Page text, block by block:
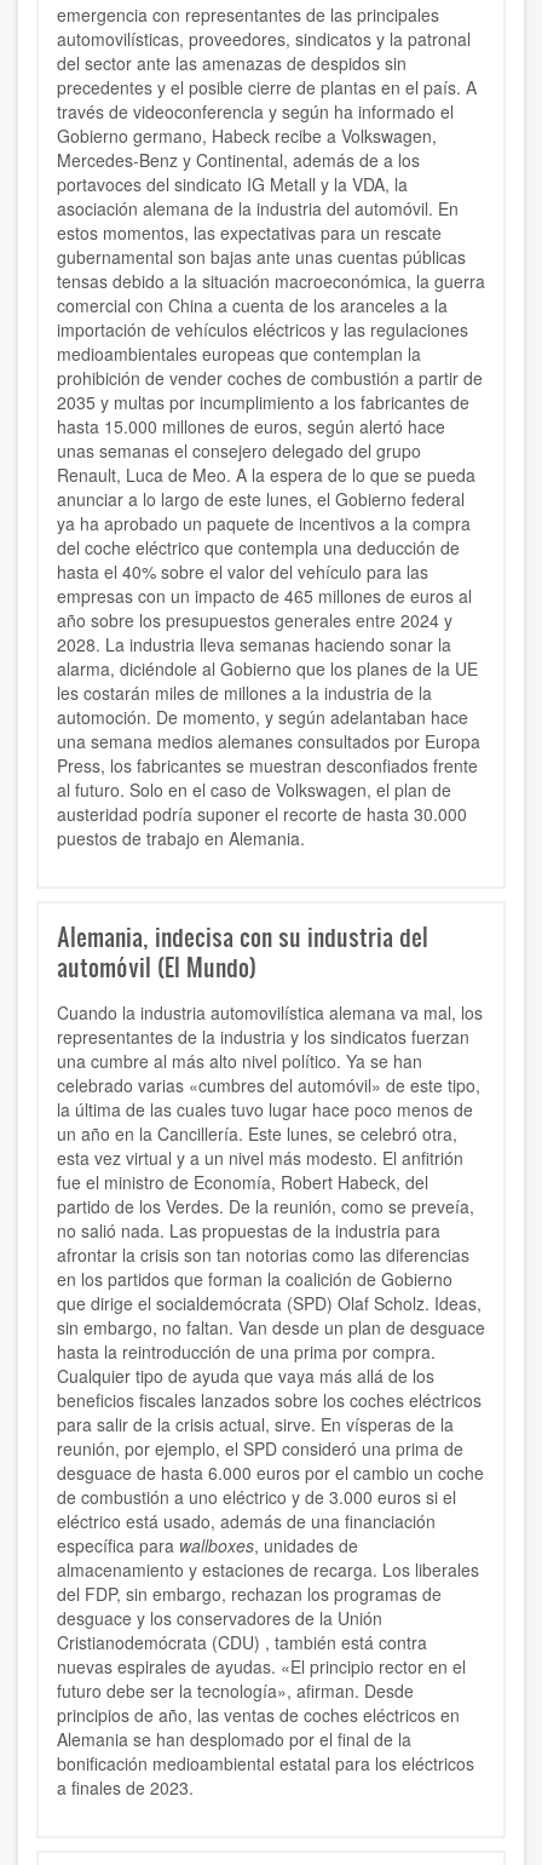
emergencia con representantes de las principales
automovilísticas, proveedores, sindicatos y la patronal
del sector ante las amenazas de despidos sin
precedentes y el posible cierre de plantas en el país. A
través de videoconferencia y según ha informado el
Gobierno germano, Habeck recibe a Volkswagen,
Mercedes-Benz y Continental, además de a los
portavoces del sindicato IG Metall y la VDA, la
asociación alemana de la industria del automóvil. En
estos momentos, las expectativas para un rescate
gubernamental son bajas ante unas cuentas públicas
tensas debido a la situación macroeconómica, la guerra
comercial con China a cuenta de los aranceles a la
importación de vehículos eléctricos y las regulaciones
medioambientales europeas que contemplan la
prohibición de vender coches de combustión a partir de
2035 y multas por incumplimiento a los fabricantes de
hasta 15.000 millones de euros, según alertó hace
unas semanas el consejero delegado del grupo
Renault, Luca de Meo. A la espera de lo que se pueda
anunciar a lo largo de este lunes, el Gobierno federal
ya ha aprobado un paquete de incentivos a la compra
del coche eléctrico que contempla una deducción de
hasta el 40% sobre el valor del vehículo para las
empresas con un impacto de 465 millones de euros al
año sobre los presupuestos generales entre 2024 y
2028. La industria lleva semanas haciendo sonar la
alarma, diciéndole al Gobierno que los planes de la UE
les costarán miles de millones a la industria de la
automoción. De momento, y según adelantaban hace
una semana medios alemanes consultados por Europa
Press, los fabricantes se muestran desconfiados frente
al futuro. Solo en el caso de Volkswagen, el plan de
austeridad podría suponer el recorte de hasta 30.000
puestos de trabajo en Alemania.
Alemania, indecisa con su industria del
automóvil (El Mundo)
Cuando la industria automovilística alemana va mal, los
representantes de la industria y los sindicatos fuerzan
una cumbre al más alto nivel político. Ya se han
celebrado varias «cumbres del automóvil» de este tipo,
la última de las cuales tuvo lugar hace poco menos de
un año en la Cancillería. Este lunes, se celebró otra,
esta vez virtual y a un nivel más modesto. El anfitrión
fue el ministro de Economía, Robert Habeck, del
partido de los Verdes. De la reunión, como se preveía,
no salió nada. Las propuestas de la industria para
afrontar la crisis son tan notorias como las diferencias
en los partidos que forman la coalición de Gobierno
que dirige el socialdemócrata (SPD) Olaf Scholz. Ideas,
sin embargo, no faltan. Van desde un plan de desguace
hasta la reintroducción de una prima por compra.
Cualquier tipo de ayuda que vaya más allá de los
beneficios fiscales lanzados sobre los coches eléctricos
para salir de la crisis actual, sirve. En vísperas de la
reunión, por ejemplo, el SPD consideró una prima de
desguace de hasta 6.000 euros por el cambio un coche
de combustión a uno eléctrico y de 3.000 euros si el
eléctrico está usado, además de una financiación
específica para wallboxes, unidades de
almacenamiento y estaciones de recarga. Los liberales
del FDP, sin embargo, rechazan los programas de
desguace y los conservadores de la Unión
Cristianodemócrata (CDU) , también está contra
nuevas espirales de ayudas. «El principio rector en el
futuro debe ser la tecnología», afirman. Desde
principios de año, las ventas de coches eléctricos en
Alemania se han desplomado por el final de la
bonificación medioambiental estatal para los eléctricos
a finales de 2023.